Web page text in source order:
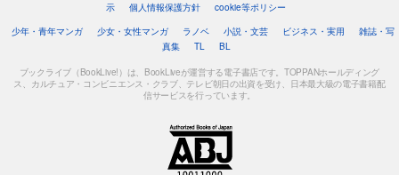
示
個人情報保護方針
cookie等ポリシー
少年・青年マンガ
少女・女性マンガ ラノベ 小説・文芸 ビジネス・実用
雑誌・写
真集
TL BL
ブックライブ（BookLive!）は、BookLiveが運営する電子書店です。TOPPANホールディング
ス、カルチュア・コンビニエンス・クラブ、テレビ朝日の出資を受け、日本最大級の電子書籍配
信サービスを行っています。